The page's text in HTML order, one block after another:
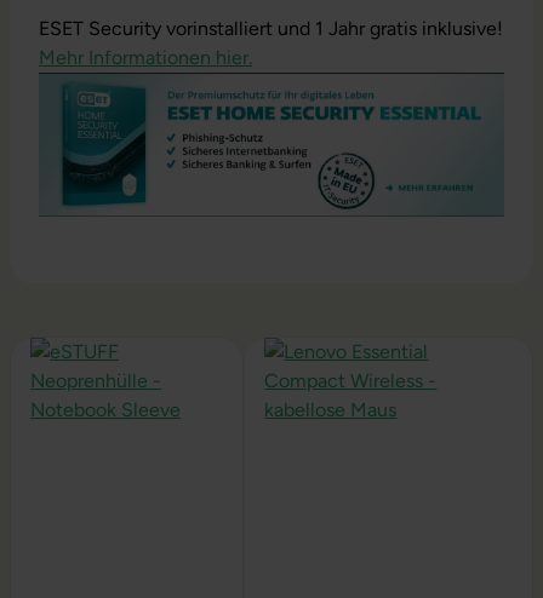
ESET Security vorinstalliert und 1 Jahr gratis inklusive!
Mehr Informationen hier.
Produktgalerie überspringen